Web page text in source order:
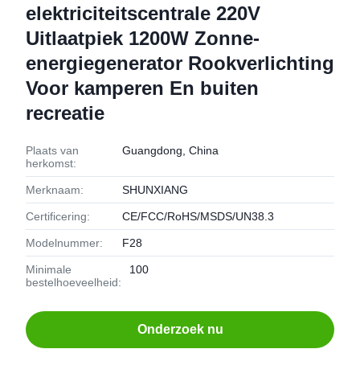
elektriciteitscentrale 220V
Uitlaatpiek 1200W Zonne-
energiegenerator Rookverlichting
Voor kamperen En buiten
recreatie
Plaats van
herkomst:
Guangdong, China
Merknaam: SHUNXIANG
Certificering: CE/FCC/RoHS/MSDS/UN38.3
Modelnummer: F28
Minimale
bestelhoeveelheid:
100
Onderzoek nu